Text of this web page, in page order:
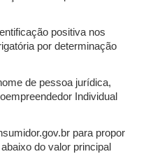
positiva nos
por determinação
de pessoa jurídica,
Individual
para propor
do valor principal